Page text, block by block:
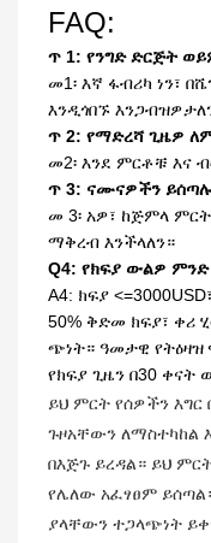
FAQ:
ጥ 1: የንግድ ድርጅት
መ1፡ እኛ ፋብሪካ ነን፣
እንዲጎበኙ
ጥ 2: የማድረሻ ጊዜዎ
መ2፡ እንደ ምርቶቹ እና
ጥ 3: ናሙናዎችን
መ 3፡ አዎ፣ ከጅምላ
ማቅረብ እንችላለን።
Q4: የክፍያ ውልዎ
A4: ክፍያ
50% ቅድመ ክፍያ፣ ቀሪ
ጭነት። ዓመታዊ የትዕዛዝ
የክፍያ ጊዜን በ30 ቀናት
ይህ ምርት የሰዎችን እግር
ጉዞአቸውን ለማስተካከል
በእጅጉ ይረዳል። ይህ
የሌለው አፈፃፀም
ያላቸውን ተጋላጭነት